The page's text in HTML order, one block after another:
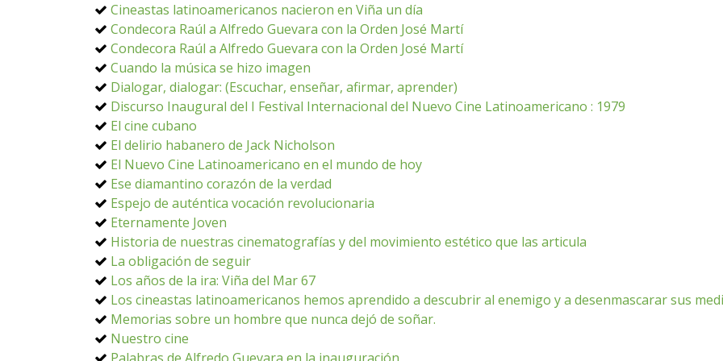
Cineastas latinoamericanos nacieron en Viña un día
Condecora Raúl a Alfredo Guevara con la Orden José Martí
Condecora Raúl a Alfredo Guevara con la Orden José Martí
Cuando la música se hizo imagen
Dialogar, dialogar: (Escuchar, enseñar, afirmar, aprender)
Discurso Inaugural del I Festival Internacional del Nuevo Cine Latinoamericano : 1979
El cine cubano
El delirio habanero de Jack Nicholson
El Nuevo Cine Latinoamericano en el mundo de hoy
Ese diamantino corazón de la verdad
Espejo de auténtica vocación revolucionaria
Eternamente Joven
Historia de nuestras cinematografías y del movimiento estético que las articula
La obligación de seguir
Los años de la ira: Viña del Mar 67
Los cineastas latinoamericanos hemos aprendido a descubrir al enemigo y a desenmascarar sus
Memorias sobre un hombre que nunca dejó de soñar.
Nuestro cine